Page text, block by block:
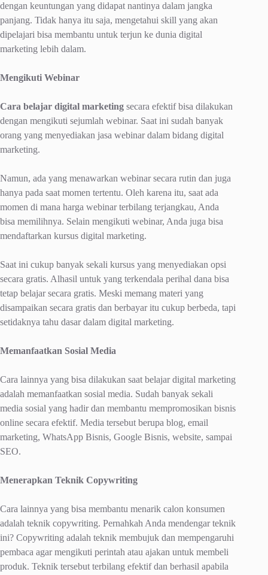
dengan keuntungan yang didapat nantinya dalam jangka
panjang. Tidak hanya itu saja, mengetahui skill yang akan
dipelajari bisa membantu untuk terjun ke dunia digital
marketing lebih dalam.
Mengikuti Webinar
Cara belajar digital marketing secara efektif bisa dilakukan
dengan mengikuti sejumlah webinar. Saat ini sudah banyak
orang yang menyediakan jasa webinar dalam bidang digital
marketing.
Namun, ada yang menawarkan webinar secara rutin dan juga
hanya pada saat momen tertentu. Oleh karena itu, saat ada
momen di mana harga webinar terbilang terjangkau, Anda
bisa memilihnya. Selain mengikuti webinar, Anda juga bisa
mendaftarkan kursus digital marketing.
Saat ini cukup banyak sekali kursus yang menyediakan opsi
secara gratis. Alhasil untuk yang terkendala perihal dana bisa
tetap belajar secara gratis. Meski memang materi yang
disampaikan secara gratis dan berbayar itu cukup berbeda, tapi
setidaknya tahu dasar dalam digital marketing.
Memanfaatkan Sosial Media
Cara lainnya yang bisa dilakukan saat belajar digital marketing
adalah memanfaatkan sosial media. Sudah banyak sekali
media sosial yang hadir dan membantu mempromosikan bisnis
online secara efektif. Media tersebut berupa blog, email
marketing, WhatsApp Bisnis, Google Bisnis, website, sampai
SEO.
Menerapkan Teknik Copywriting
Cara lainnya yang bisa membantu menarik calon konsumen
adalah teknik copywriting. Pernahkah Anda mendengar teknik
ini? Copywriting adalah teknik membujuk dan mempengaruhi
pembaca agar mengikuti perintah atau ajakan untuk membeli
produk. Teknik tersebut terbilang efektif dan berhasil apabila